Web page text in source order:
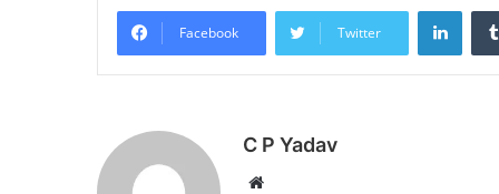
Facebook Twitter
C P Yadav
Website